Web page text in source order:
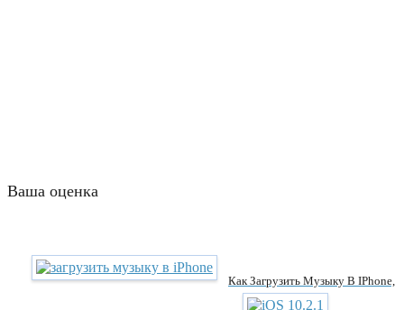
Ваша оценка
Как Загрузить Музыку В IPhone,